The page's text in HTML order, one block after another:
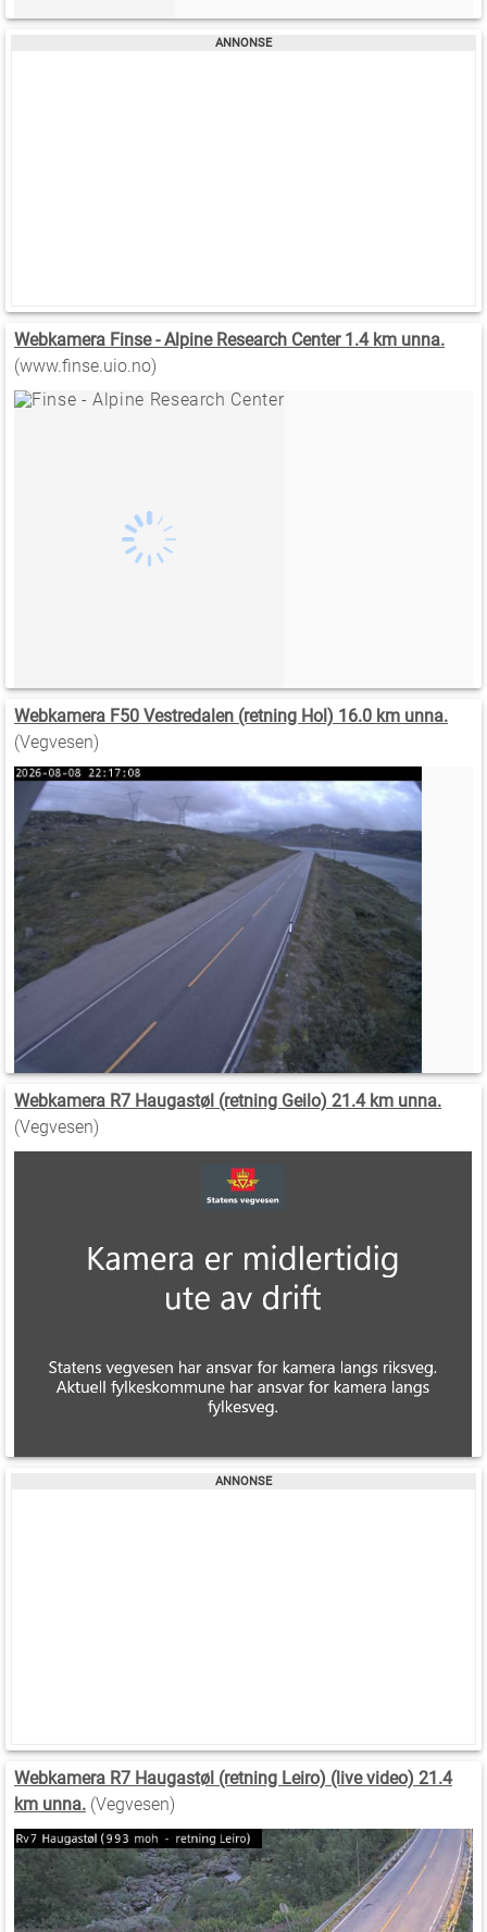
Webkamera Finse - Alpine Research Center 1.4 km unna.
(www.finse.uio.no)
Webkamera F50 Vestredalen (retning Hol) 16.0 km unna.
(Vegvesen)
Webkamera R7 Haugastøl (retning Geilo) 21.4 km unna.
(Vegvesen)
Webkamera R7 Haugastøl (retning Leiro) (live video) 21.4
km unna. (Vegvesen)